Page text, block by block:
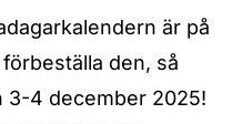
är på
den, så
3-4 december 2025!